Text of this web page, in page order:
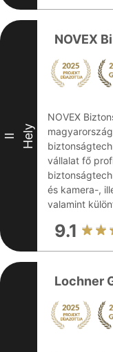
II Hely
NOVEX
NOVEX
vállalat fő
és kamera-,
valamint
9.1
Lochner